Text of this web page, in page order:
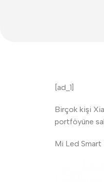
[ad_1]
Birçok kişi
portföyüne
Mi Led Smart